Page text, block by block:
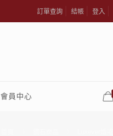
訂單查詢 結帳 登入
會員中心